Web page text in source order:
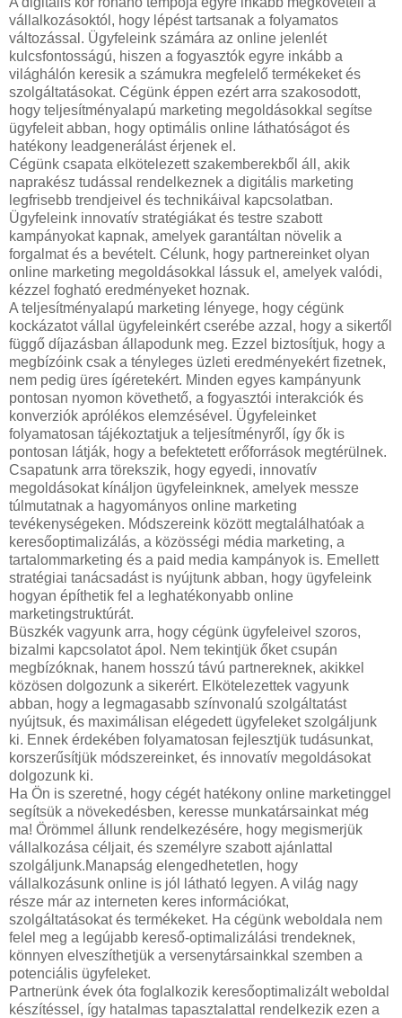
vállalkozásoktól, hogy lépést tartsanak a folyamatos
változással. Ügyfeleink számára az online jelenlét
kulcsfontosságú, hiszen a fogyasztók egyre inkább a
világhálón keresik a számukra megfelelő termékeket és
szolgáltatásokat. Cégünk éppen ezért arra szakosodott,
hogy teljesítményalapú marketing megoldásokkal segítse
ügyfeleit abban, hogy optimális online láthatóságot és
hatékony leadgenerálást érjenek el.
Cégünk csapata elkötelezett szakemberekből áll, akik
naprakész tudással rendelkeznek a digitális marketing
legfrisebb trendjeivel és technikáival kapcsolatban.
Ügyfeleink innovatív stratégiákat és testre szabott
kampányokat kapnak, amelyek garantáltan növelik a
forgalmat és a bevételt. Célunk, hogy partnereinket olyan
online marketing megoldásokkal lássuk el, amelyek valódi,
kézzel fogható eredményeket hoznak.
A teljesítményalapú marketing lényege, hogy cégünk
kockázatot vállal ügyfeleinkért cserébe azzal, hogy a sikertől
függő díjazásban állapodunk meg. Ezzel biztosítjuk, hogy a
megbízóink csak a tényleges üzleti eredményekért fizetnek,
nem pedig üres ígéretekért. Minden egyes kampányunk
pontosan nyomon követhető, a fogyasztói interakciók és
konverziók aprólékos elemzésével. Ügyfeleinket
folyamatosan tájékoztatjuk a teljesítményről, így ők is
pontosan látják, hogy a befektetett erőforrások megtérülnek.
Csapatunk arra törekszik, hogy egyedi, innovatív
megoldásokat kínáljon ügyfeleinknek, amelyek messze
túlmutatnak a hagyományos online marketing
tevékenységeken. Módszereink között megtalálhatóak a
keresőoptimalizálás, a közösségi média marketing, a
tartalommarketing és a paid media kampányok is. Emellett
stratégiai tanácsadást is nyújtunk abban, hogy ügyfeleink
hogyan építhetik fel a leghatékonyabb online
marketingstruktúrát.
Büszkék vagyunk arra, hogy cégünk ügyfeleivel szoros,
bizalmi kapcsolatot ápol. Nem tekintjük őket csupán
megbízóknak, hanem hosszú távú partnereknek, akikkel
közösen dolgozunk a sikerért. Elkötelezettek vagyunk
abban, hogy a legmagasabb színvonalú szolgáltatást
nyújtsuk, és maximálisan elégedett ügyfeleket szolgáljunk
ki. Ennek érdekében folyamatosan fejlesztjük tudásunkat,
korszerűsítjük módszereinket, és innovatív megoldásokat
dolgozunk ki.
Ha Ön is szeretné, hogy cégét hatékony online marketinggel
segítsük a növekedésben, keresse munkatársainkat még
ma! Örömmel állunk rendelkezésére, hogy megismerjük
vállalkozása céljait, és személyre szabott ajánlattal
szolgáljunk.Manapság elengedhetetlen, hogy
vállalkozásunk online is jól látható legyen. A világ nagy
része már az interneten keres információkat,
szolgáltatásokat és termékeket. Ha cégünk weboldala nem
felel meg a legújabb kereső-optimalizálási trendeknek,
könnyen elveszíthetjük a versenytársainkkal szemben a
potenciális ügyfeleket.
Partnerünk évek óta foglalkozik keresőoptimalizált weboldal
készítéssel, így hatalmas tapasztalattal rendelkezik ezen a